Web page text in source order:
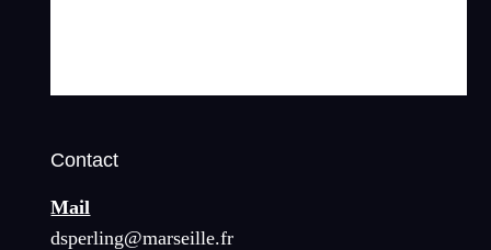
Contact
Mail
dsperling@marseille.fr